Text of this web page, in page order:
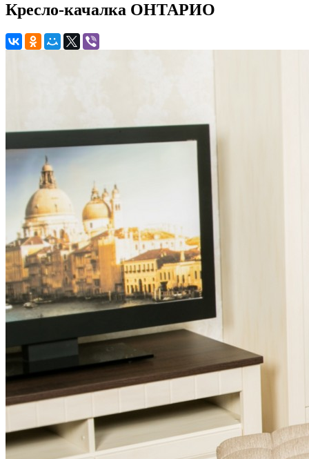
Кресло-качалка ОНТАРИО